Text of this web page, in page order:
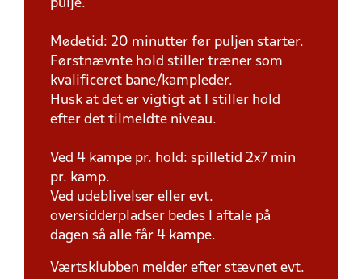
pulje.
Mødetid: 20 minutter før puljen starter.
Førstnævnte hold stiller træner som
kvalificeret bane/kampleder.
Husk at det er vigtigt at I stiller hold
efter det tilmeldte niveau.
Ved 4 kampe pr. hold: spilletid 2x7 min
pr. kamp.
Ved udeblivelser eller evt.
oversidderpladser bedes I aftale på
dagen så alle får 4 kampe.
Værtsklubben melder efter stævnet evt.